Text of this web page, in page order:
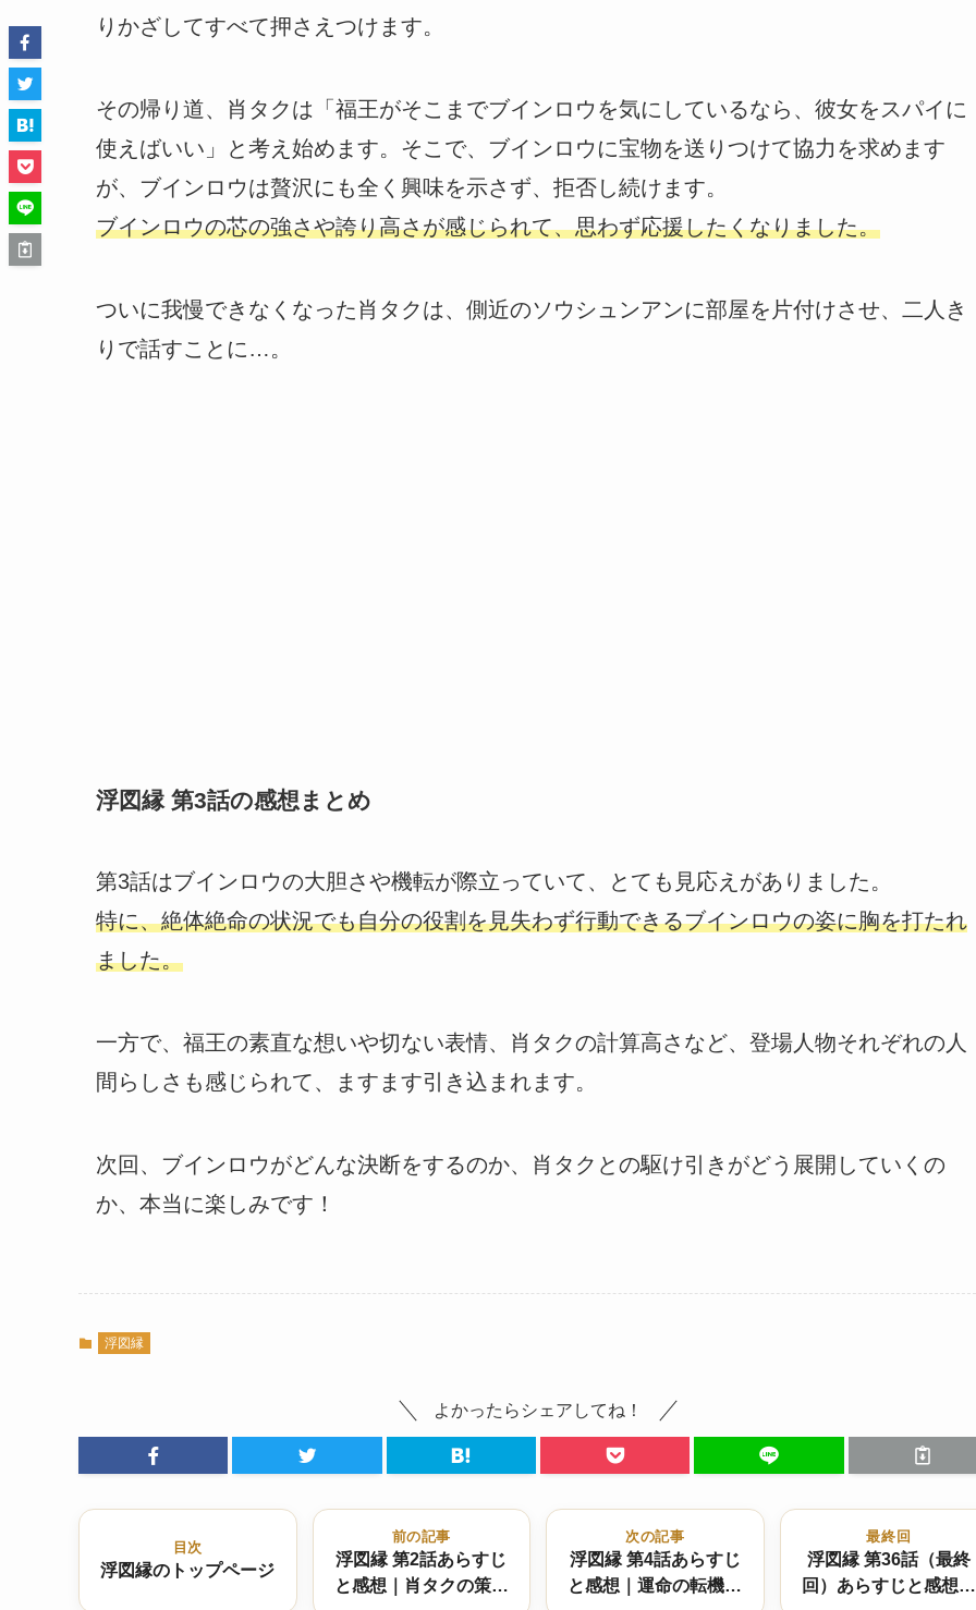
りかざしてすべて押さえつけます。
その帰り道、肖タクは「福王がそこまでブインロウを気にしているなら、彼女をスパイに
使えばいい」と考え始めます。そこで、ブインロウに宝物を送りつけて協力を求めます
が、ブインロウは贅沢にも全く興味を示さず、拒否し続けます。
ブインロウの芯の強さや誇り高さが感じられて、思わず応援したくなりました。
ついに我慢できなくなった肖タクは、側近のソウシュンアンに部屋を片付けさせ、二人き
りで話すことに…。
浮図縁 第3話の感想まとめ
第3話はブインロウの大胆さや機転が際立っていて、とても見応えがありました。
特に、絶体絶命の状況でも自分の役割を見失わず行動できるブインロウの姿に胸を打たれ
ました。
一方で、福王の素直な想いや切ない表情、肖タクの計算高さなど、登場人物それぞれの人
間らしさも感じられて、ますます引き込まれます。
次回、ブインロウがどんな決断をするのか、肖タクとの駆け引きがどう展開していくの
か、本当に楽しみです！
浮図縁
よかったらシェアしてね！
目次
浮図縁のトップページ
前の記事
浮図縁 第2話あらすじ
と感想｜肖タクの策略
次の記事
浮図縁 第4話あらすじ
と感想｜運命の転機と
最終回
浮図縁 第36話（最終
回）あらすじと感想｜